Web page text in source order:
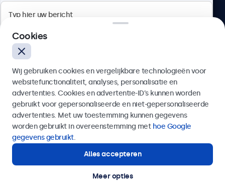
4.8/5 door 5000+ bedrijven
Nederlands
Verzenden
Of bel ons op
Hulp of advies nodig?
Direct contact met een specialist.
Cookies
Wij gebruiken cookies en vergelijkbare technologieën voor
websitefunctionaliteit, analyses, personalisatie en
advertenties. Cookies en advertentie-ID’s kunnen worden
gebruikt voor gepersonaliseerde en niet-gepersonaliseerde
advertenties. Met uw toestemming kunnen gegevens
worden gebruikt in overeenstemming met hoe Google
gegevens gebruikt.
Alles accepteren
Meer opties